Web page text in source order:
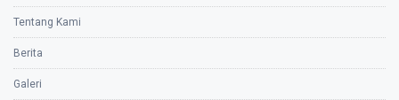
Tentang Kami
Berita
Galeri